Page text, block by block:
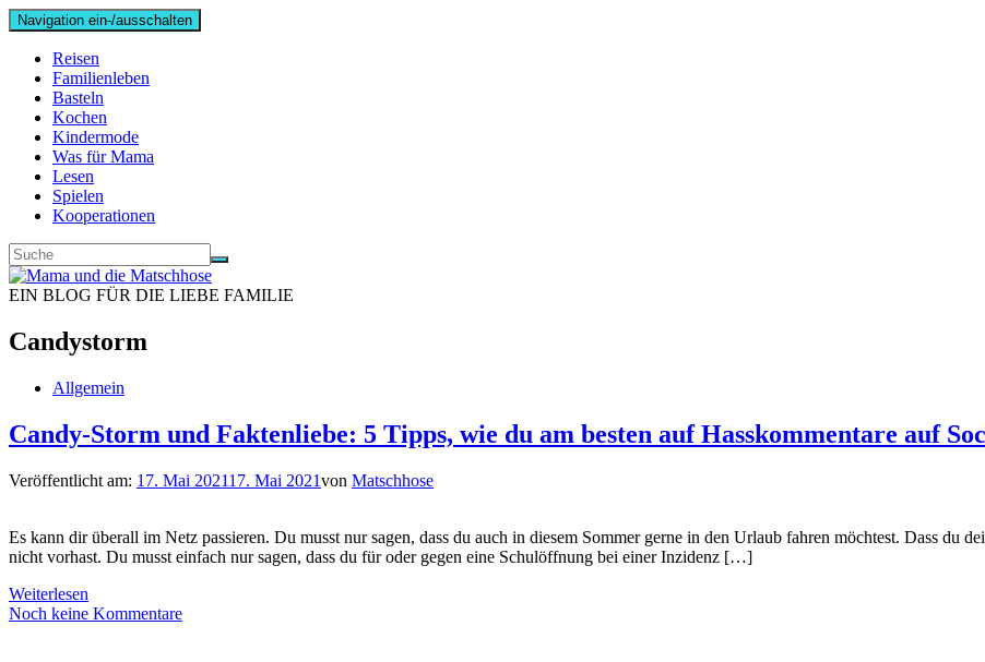
Navigation ein-/ausschalten
Reisen
Familienleben
Basteln
Kochen
Kindermode
Was für Mama
Lesen
Spielen
Kooperationen
EIN BLOG FÜR DIE LIEBE FAMILIE
Candystorm
Allgemein
Candy-Storm und Faktenliebe: 5 Tipps, wie du am besten auf Hasskommentare auf
Veröffentlicht am: 17. Mai 202117. Mai 2021von Matschhose
Es kann dir überall im Netz passieren. Du musst nur sagen, dass du auch in diesem Sommer gerne in den Urlaub fahren möchtest. Dass du
nicht vorhast. Du musst einfach nur sagen, dass du für oder gegen eine Schulöffnung bei einer Inzidenz […]
Weiterlesen
Noch keine Kommentare